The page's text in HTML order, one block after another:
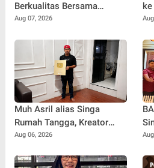
Berkualitas Bersama
SEOBITT untuk
Bisnis
Aug 07, 2026
Muh Asril alias Singa
Rumah Tangga, Kreator
Kocak yang Jago Bikin
Hiburan
Aug 06, 2026